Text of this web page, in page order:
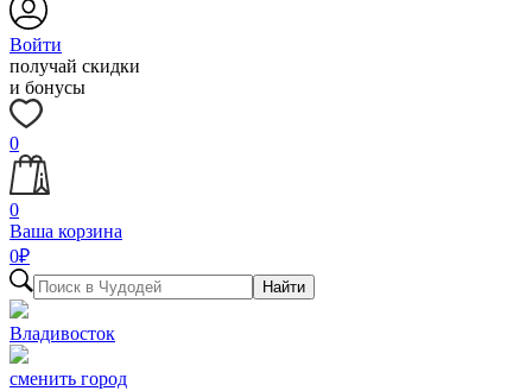
Войти
получай скидки
и бонусы
0
0
Ваша корзина
0₽
Найти
Владивосток
сменить город